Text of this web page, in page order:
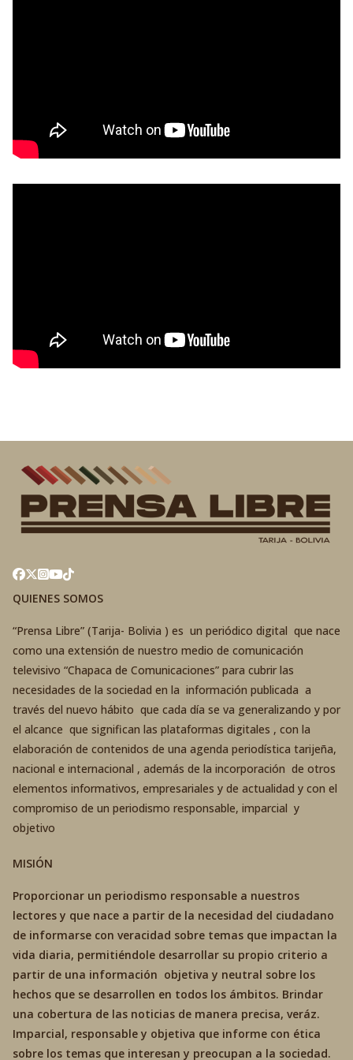
QUIENES SOMOS
“Prensa Libre” (Tarija- Bolivia ) es un periódico digital que nace
como una extensión de nuestro medio de comunicación
televisivo “Chapaca de Comunicaciones” para cubrir las
necesidades de la sociedad en la información publicada a
través del nuevo hábito que cada día se va generalizando y por
el alcance que significan las plataformas digitales , con la
elaboración de contenidos de una agenda periodística tarijeña,
nacional e internacional , además de la incorporación de otros
elementos informativos, empresariales y de actualidad y con el
compromiso de un periodismo responsable, imparcial y
objetivo
MISIÓN
Proporcionar un periodismo responsable a nuestros
lectores y que nace a partir de la necesidad del ciudadano
de informarse con veracidad sobre temas que impactan la
vida diaria, permitiéndole desarrollar su propio criterio a
partir de una información objetiva y neutral sobre los
hechos que se desarrollen en todos los ámbitos. Brindar
una cobertura de las noticias de manera precisa, veráz.
Imparcial, responsable y objetiva que informe con ética
sobre los temas que interesan y preocupan a la sociedad.